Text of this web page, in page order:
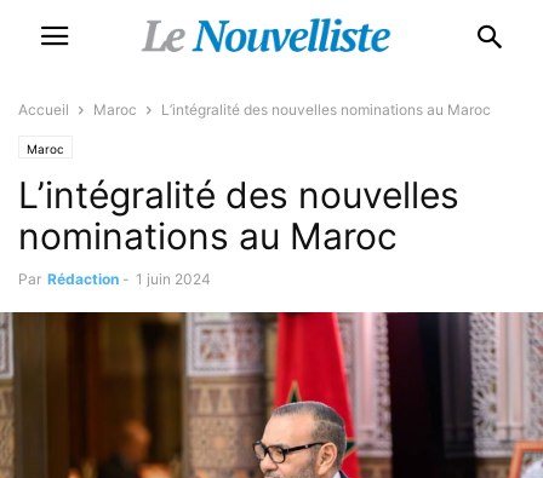
Accueil Maroc L’intégralité des nouvelles nominations au Maroc
Maroc
L’intégralité des nouvelles
nominations au Maroc
Par Rédaction - 1 juin 2024